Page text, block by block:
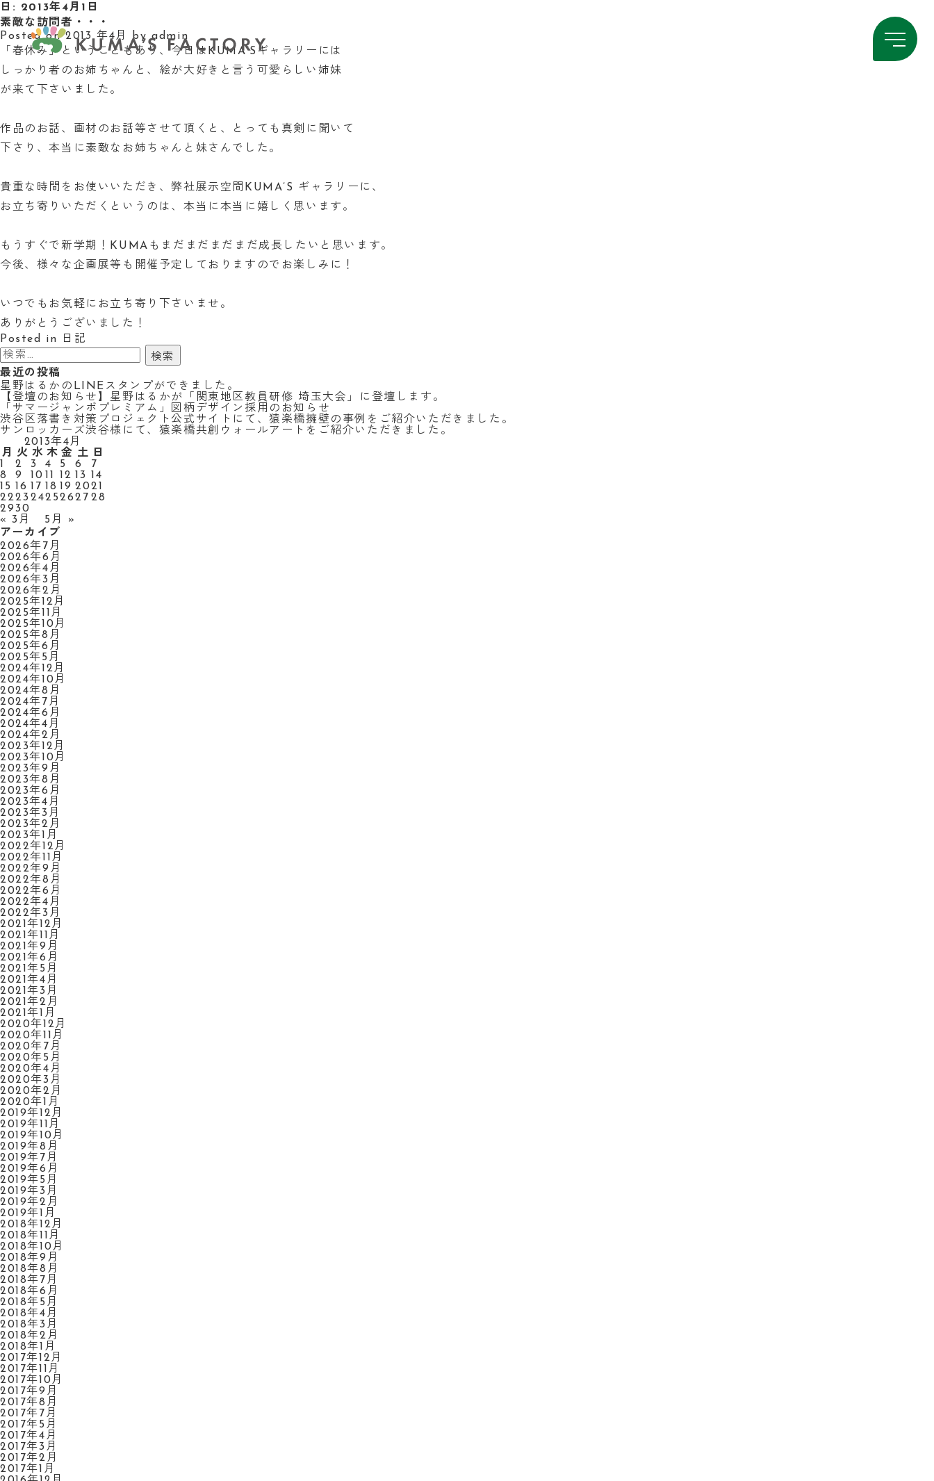
日: 2013年4月1日
素敵な訪問者・・・
Posted on2013 年4月 byadmin
「春休み」ということもあり、今日はKUMA’Sギャラリーには
しっかり者のお姉ちゃんと、絵が大好きと言う可愛らしい姉妹
が来て下さいました。
作品のお話、画材のお話等させて頂くと、とっても真剣に聞いて
下さり、本当に素敵なお姉ちゃんと妹さんでした。
貴重な時間をお使いいただき、弊社展示空間KUMA’S ギャラリーに、
お立ち寄りいただくというのは、本当に本当に嬉しく思います。
もうすぐで新学期！KUMAもまだまだまだまだ成長したいと思います。
今後、様々な企画展等も開催予定しておりますのでお楽しみに！
いつでもお気軽にお立ち寄り下さいませ。
ありがとうございました！
Posted in
日記
検
索:
最近の投稿
星野はるかのLINEスタンプができました。
【登壇のお知らせ】星野はるかが「関東地区教員研修 埼玉大会」に登壇します。
「サマージャンボプレミアム」図柄デザイン採用のお知らせ
渋谷区落書き対策プロジェクト公式サイトにて、猿楽橋擁壁の事例をご紹介いただきました。
サンロッカーズ渋谷様にて、猿楽橋共創ウォールアートをご紹介いただきました。
2013年4月
月
火 水 木 金 土
日
1
2 3 4 5 6
7
8
9 10 11 12 13 14
15 16 17 18 19 2021
222324252627 28
2930
« 3月
5月 »
アーカイブ
2026年7月
2026年6月
2026年4月
2026年3月
2026年2月
2025年12月
2025年11月
2025年10月
2025年8月
2025年6月
2025年5月
2024年12月
2024年10月
2024年8月
2024年7月
2024年6月
2024年4月
2024年2月
2023年12月
2023年10月
2023年9月
2023年8月
2023年6月
2023年4月
2023年3月
2023年2月
2023年1月
2022年12月
2022年11月
2022年9月
2022年8月
2022年6月
2022年4月
2022年3月
2021年12月
2021年11月
2021年9月
2021年6月
2021年5月
2021年4月
2021年3月
2021年2月
2021年1月
2020年12月
2020年11月
2020年7月
2020年5月
2020年4月
2020年3月
2020年2月
2020年1月
2019年12月
2019年11月
2019年10月
2019年8月
2019年7月
2019年6月
2019年5月
2019年3月
2019年2月
2019年1月
2018年12月
2018年11月
2018年10月
2018年9月
2018年8月
2018年7月
2018年6月
2018年5月
2018年4月
2018年3月
2018年2月
2018年1月
2017年12月
2017年11月
2017年10月
2017年9月
2017年8月
2017年7月
2017年5月
2017年4月
2017年3月
2017年2月
2017年1月